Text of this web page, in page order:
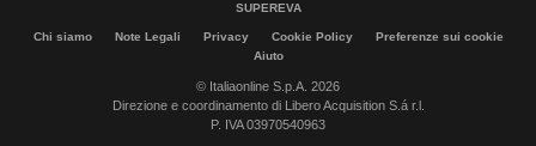
SUPEREVA
Chi siamo Note Legali Privacy Cookie Policy
Preferenze sui cookie
Aiuto
© Italiaonline S.p.A. 2026
Direzione e coordinamento di Libero Acquisition S.á r.l.
P. IVA 03970540963